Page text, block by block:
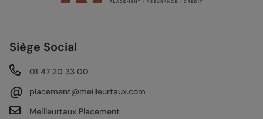
Siège Social
01 47 20 33 00
@
placement@meilleurtaux.com
Meilleurtaux Placement